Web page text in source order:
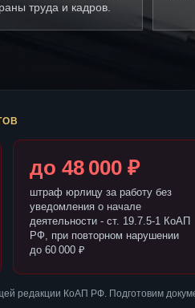
труда и кадров.
до 48 000 ₽
штраф юрлицу за работу без
уведомления о начале
деятельности - ст. 19.7.5-1 КоАП
РФ, при повторном нарушении
до 60 000 ₽
редакции КоАП РФ. Подготовим